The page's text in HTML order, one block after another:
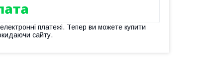
платежі. Тепер ви можете купити
сайту.